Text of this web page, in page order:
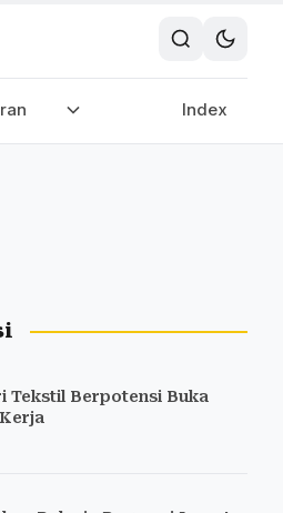
Index
Tekstil Berpotensi Buka